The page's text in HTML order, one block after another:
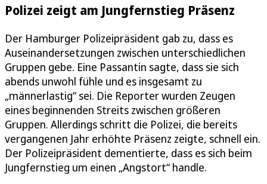
Polizei zeigt am Jungfernstieg Präsenz
Der Hamburger Polizeipräsident gab zu, dass es
Auseinandersetzungen zwischen unterschiedlichen
Gruppen gebe. Eine Passantin sagte, dass sie sich
abends unwohl fühle und es insgesamt zu
„männerlastig“ sei. Die Reporter wurden Zeugen
eines beginnenden Streits zwischen größeren
Gruppen. Allerdings schritt die Polizei, die bereits
vergangenen Jahr erhöhte Präsenz zeigte, schnell ein.
Der Polizeipräsident dementierte, dass es sich beim
Jungfernstieg um einen „Angstort“ handle.